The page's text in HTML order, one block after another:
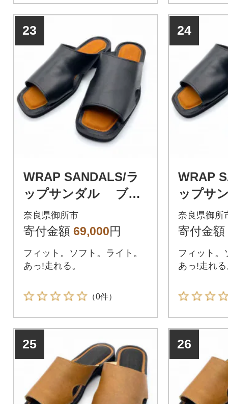
23
WRAP SANDALS/ラ
ップサンダル ブラ
ック×キャメル 26(2
6.0～26.5cm)
奈良県御所市
寄付金額 69,000円
フィット。ソフト。ライト。
あっ!走れる。
（0件）
24
WRAP
ップサ
ック×
7.0～
奈良県御所
寄付金額
フィット。
あっ!走れ
25 26